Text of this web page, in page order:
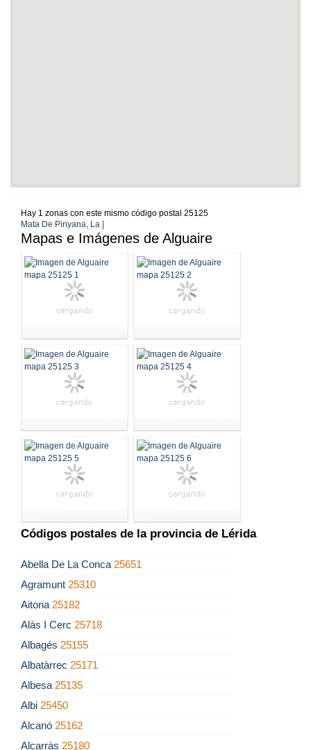
Hay 1 zonas con este mismo código postal 25125
Mata De Pinyana, La |
Mapas e Imágenes de Alguaire
Códigos postales de la provincia de Lérida
Abella De La Conca 25651
Agramunt 25310
Aitona 25182
Alàs I Cerc 25718
Albagés 25155
Albatàrrec 25171
Albesa 25135
Albi 25450
Alcanó 25162
Alcarràs 25180